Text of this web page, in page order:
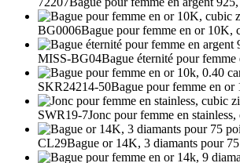
BG0006Bague pour femme en or 10K,
MISS-BG04Bague éternité pour
SKR24214-50Bague pour femme en or
SWR19-7Jonc pour femme en
CL29Bague or 14K, 3 diamants pour